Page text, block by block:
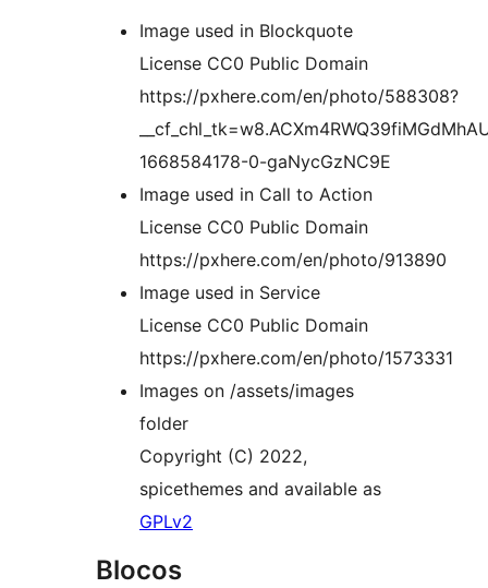
Image used in Blockquote
License CC0 Public Domain
https://pxhere.com/en/photo/588308?
1668584178-0-gaNycGzNC9E
Image used in Call to Action
License CC0 Public Domain
https://pxhere.com/en/photo/913890
Image used in Service
License CC0 Public Domain
https://pxhere.com/en/photo/1573331
Images on /assets/images
folder
Copyright (C) 2022,
spicethemes and available as
GPLv2
Blocos